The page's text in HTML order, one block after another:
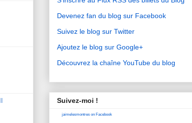
Devenez fan du blog sur Facebook
Suivez le blog sur Twitter
Ajoutez le blog sur Google+
Découvrez la chaîne YouTube du blog
Suivez-moi !
jaimelesmontres on Facebook